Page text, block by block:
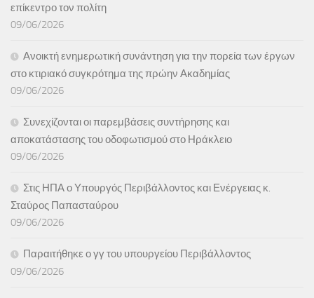
επίκεντρο τον πολίτη
09/06/2026
Ανοικτή ενημερωτική συνάντηση για την πορεία των έργων
στο κτιριακό συγκρότημα της πρώην Ακαδημίας
09/06/2026
Συνεχίζονται οι παρεμβάσεις συντήρησης και
αποκατάστασης του οδοφωτισμού στο Ηράκλειο
09/06/2026
Στις ΗΠΑ ο Υπουργός Περιβάλλοντος και Ενέργειας κ.
Σταύρος Παπασταύρου
09/06/2026
Παραιτήθηκε ο γγ του υπουργείου Περιβάλλοντος
09/06/2026